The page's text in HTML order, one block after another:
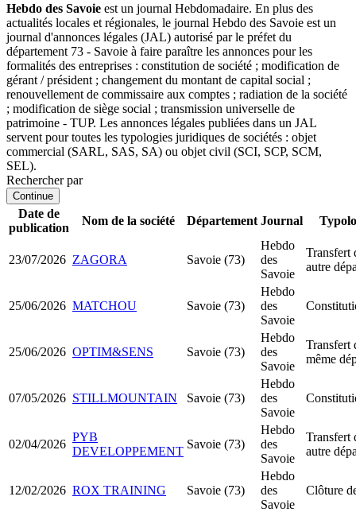
Hebdo des Savoie est un journal Hebdomadaire. En plus des
actualités locales et régionales, le journal Hebdo des Savoie est un
journal d'annonces légales (JAL) autorisé par le préfet du
département 73 - Savoie à faire paraître les annonces pour les
formalités des entreprises : constitution de société ; modification de
gérant / président ; changement du montant de capital social ;
renouvellement de commissaire aux comptes ; radiation de la société
; modification de siège social ; transmission universelle de
patrimoine - TUP. Les annonces légales publiées dans un JAL
servent pour toutes les typologies juridiques de sociétés : objet
commercial (SARL, SAS, SA) ou objet civil (SCI, SCP, SCM,
SEL).
Rechercher par
Continue
Date de
publication
Nom de la société Département Journal
23/07/2026 ZAGORA Savoie (73)
Hebdo
des
Savoie
Transfert
autre
25/06/2026 MATCHOU Savoie (73)
Hebdo
des
Savoie
25/06/2026 OPTIM&SENS Savoie (73)
Hebdo
des
Savoie
Transfert
même
07/05/2026 STILLMOUNTAIN Savoie (73)
Hebdo
des
Savoie
02/04/2026
PYB
DEVELOPPEMENT
Savoie (73)
Hebdo
des
Savoie
Transfert
autre
12/02/2026 ROX TRAINING Savoie (73)
Hebdo
des
Savoie
Clôture